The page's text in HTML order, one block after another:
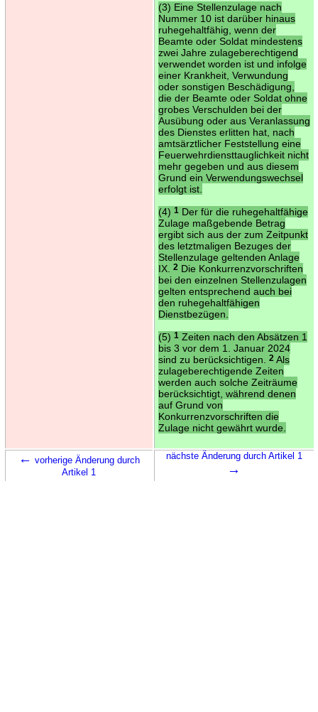
(3) Eine Stellenzulage nach
Nummer 10 ist darüber hinaus
ruhegehaltfähig, wenn der
Beamte oder Soldat mindestens
zwei Jahre zulageberechtigend
verwendet worden ist und infolge
einer Krankheit, Verwundung
oder sonstigen Beschädigung,
die der Beamte oder Soldat ohne
grobes Verschulden bei der
Ausübung oder aus Veranlassung
des Dienstes erlitten hat, nach
amtsärztlicher Feststellung eine
Feuerwehrdiensttauglichkeit nicht
mehr gegeben und aus diesem
Grund ein Verwendungswechsel
erfolgt ist.
(4) 1Der für die ruhegehaltfähige
Zulage maßgebende Betrag
ergibt sich aus der zum Zeitpunkt
des letztmaligen Bezuges der
Stellenzulage geltenden Anlage
IX.
2Die Konkurrenzvorschriften
bei den einzelnen Stellenzulagen
gelten entsprechend auch bei
den ruhegehaltfähigen
Dienstbezügen.
(5) 1Zeiten nach den Absätzen 1
bis 3 vor dem 1. Januar 2024
sind zu berücksichtigen.
2Als
zulageberechtigende Zeiten
werden auch solche Zeiträume
berücksichtigt, während denen
auf Grund von
Konkurrenzvorschriften die
Zulage nicht gewährt wurde.
← vorherige Änderung durch
Artikel 1
nächste Änderung durch Artikel 1
→